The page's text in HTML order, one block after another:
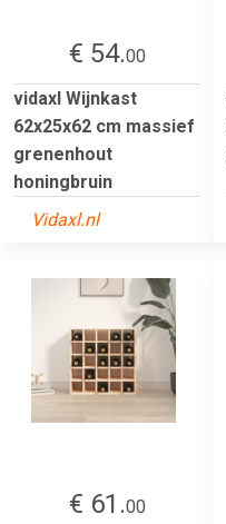
€ 54.00
vidaxl Wijnkast
62x25x62 cm massief
grenenhout
honingbruin
Vidaxl.nl
€ 61.00